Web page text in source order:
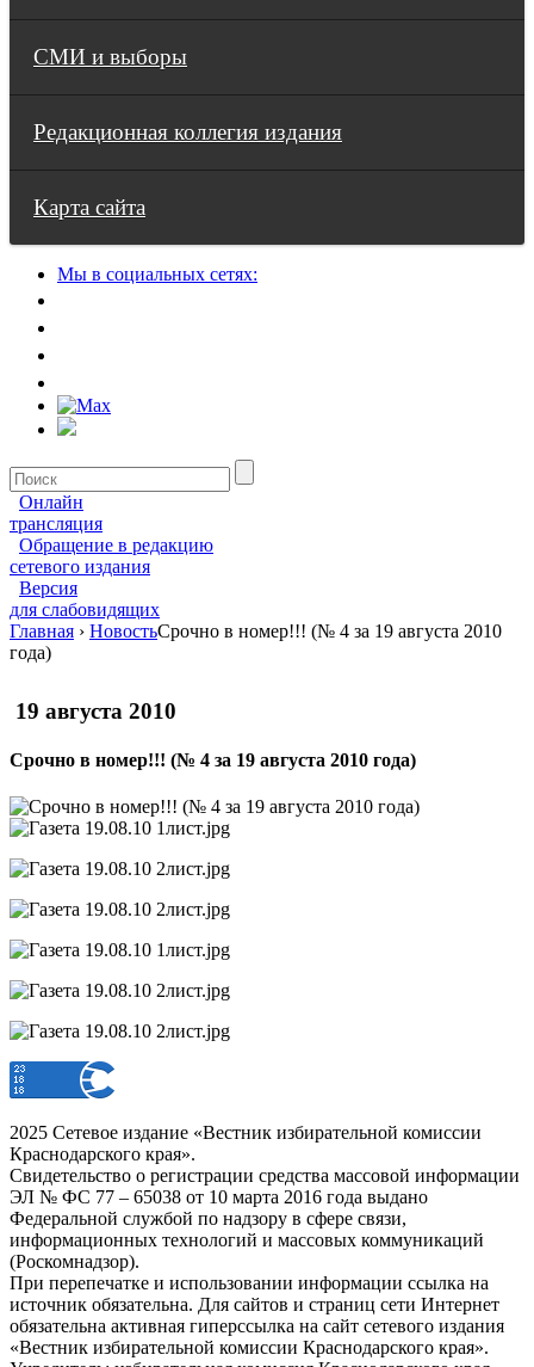
СМИ и выборы
Редакционная коллегия издания
Карта сайта
Мы в социальных сетях:
Онлайн
трансляция
Обращение в редакцию
сетевого издания
Версия
для слабовидящих
Главная › НовостьСрочно в номер!!! (№ 4 за 19 августа 2010
года)
19 августа 2010
Срочно в номер!!! (№ 4 за 19 августа 2010 года)
2025 Сетевое издание «Вестник избирательной комиссии
Краснодарского края».
Свидетельство о регистрации средства массовой информации
ЭЛ № ФС 77 – 65038 от 10 марта 2016 года выдано
Федеральной службой по надзору в сфере связи,
информационных технологий и массовых коммуникаций
(Роскомнадзор).
При перепечатке и использовании информации ссылка на
источник обязательна. Для сайтов и страниц сети Интернет
обязательна активная гиперссылка на сайт сетевого издания
«Вестник избирательной комиссии Краснодарского края».